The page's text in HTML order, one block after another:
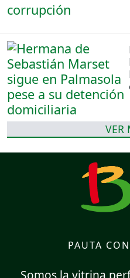
VER
PAUTA